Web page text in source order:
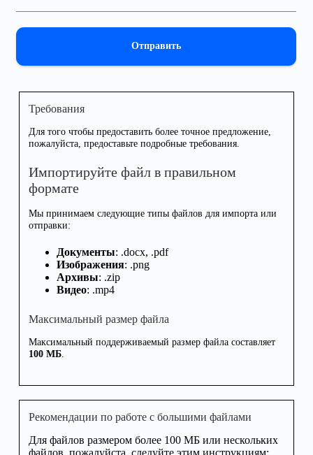
Отправить
Требования
Для того чтобы предоставить более точное предложение,
пожалуйста, предоставьте подробные требования.
Импортируйте файл в правильном
формате
Мы принимаем следующие типы файлов для импорта или
отправки:
Документы: .docx, .pdf
Изображения: .png
Архивы: .zip
Видео: .mp4
Максимальный размер файла
Максимальный поддерживаемый размер файла составляет
100 МБ
Рекомендации по работе с большими файлами
Для файлов размером более 100 МБ или нескольких
файлов, пожалуйста, следуйте этим инструкциям: